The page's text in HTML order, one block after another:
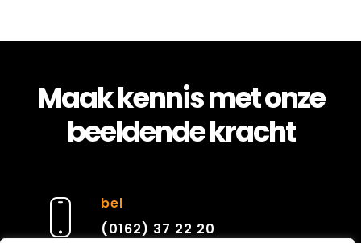
Maak kennis met onze
beeldende kracht
bel
(0162) 37 22 20